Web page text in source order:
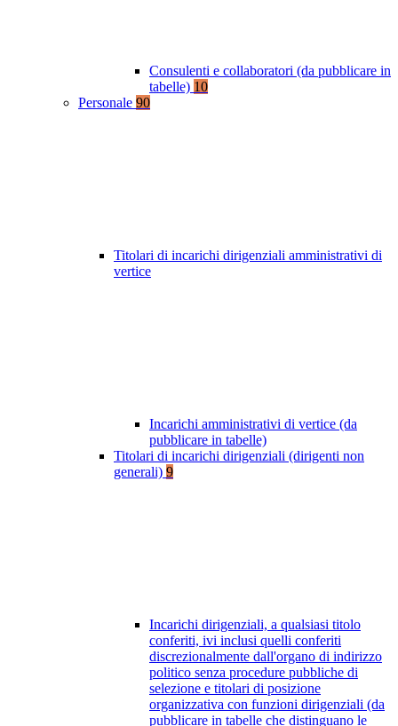
Consulenti e collaboratori (da pubblicare in
tabelle) 10
Personale 90
Titolari di incarichi dirigenziali amministrativi di
vertice
Incarichi amministrativi di vertice (da
pubblicare in tabelle)
Titolari di incarichi dirigenziali (dirigenti non
generali) 9
Incarichi dirigenziali, a qualsiasi titolo
conferiti, ivi inclusi quelli conferiti
discrezionalmente dall'organo di indirizzo
politico senza procedure pubbliche di
selezione e titolari di posizione
organizzativa con funzioni dirigenziali (da
pubblicare in tabelle che distinguano le